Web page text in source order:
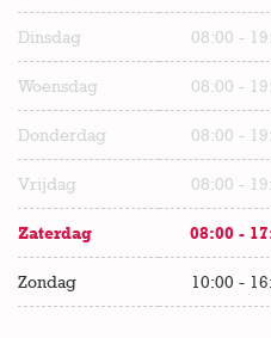
Dinsdag 08:00 -
Woensdag 08:00 -
Donderdag 08:00 -
Vrijdag 08:00 -
Zaterdag 08:00 -
Zondag 10:00 -